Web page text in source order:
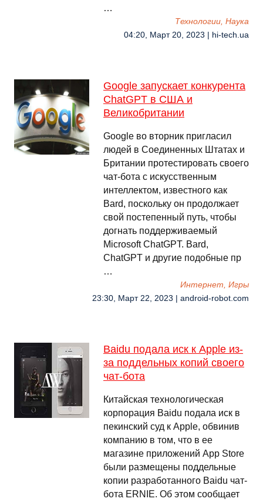
…
Технологии, Наука
04:20, Март 20, 2023 | hi-tech.ua
Google запускает конкурента
ChatGPT в США и
Великобритании
Google во вторник пригласил
людей в Соединенных Штатах и ​​​​
Британии протестировать своего
чат-бота с искусственным
интеллектом, известного как
Bard, поскольку он продолжает
свой постепенный путь, чтобы
догнать поддерживаемый
Microsoft ChatGPT. Bard,
ChatGPT и другие подобные пр
…
Интернет, Игры
23:30, Март 22, 2023 | android-robot.com
Baidu подала иск к Apple из-
за поддельных копий своего
чат-бота
Китайская технологическая
корпорация Baidu подала иск в
пекинский суд к Apple, обвинив
компанию в том, что в ее
магазине приложений App Store
были размещены поддельные
копии разработанного Baidu чат-
бота ERNIE. Об этом сообщает